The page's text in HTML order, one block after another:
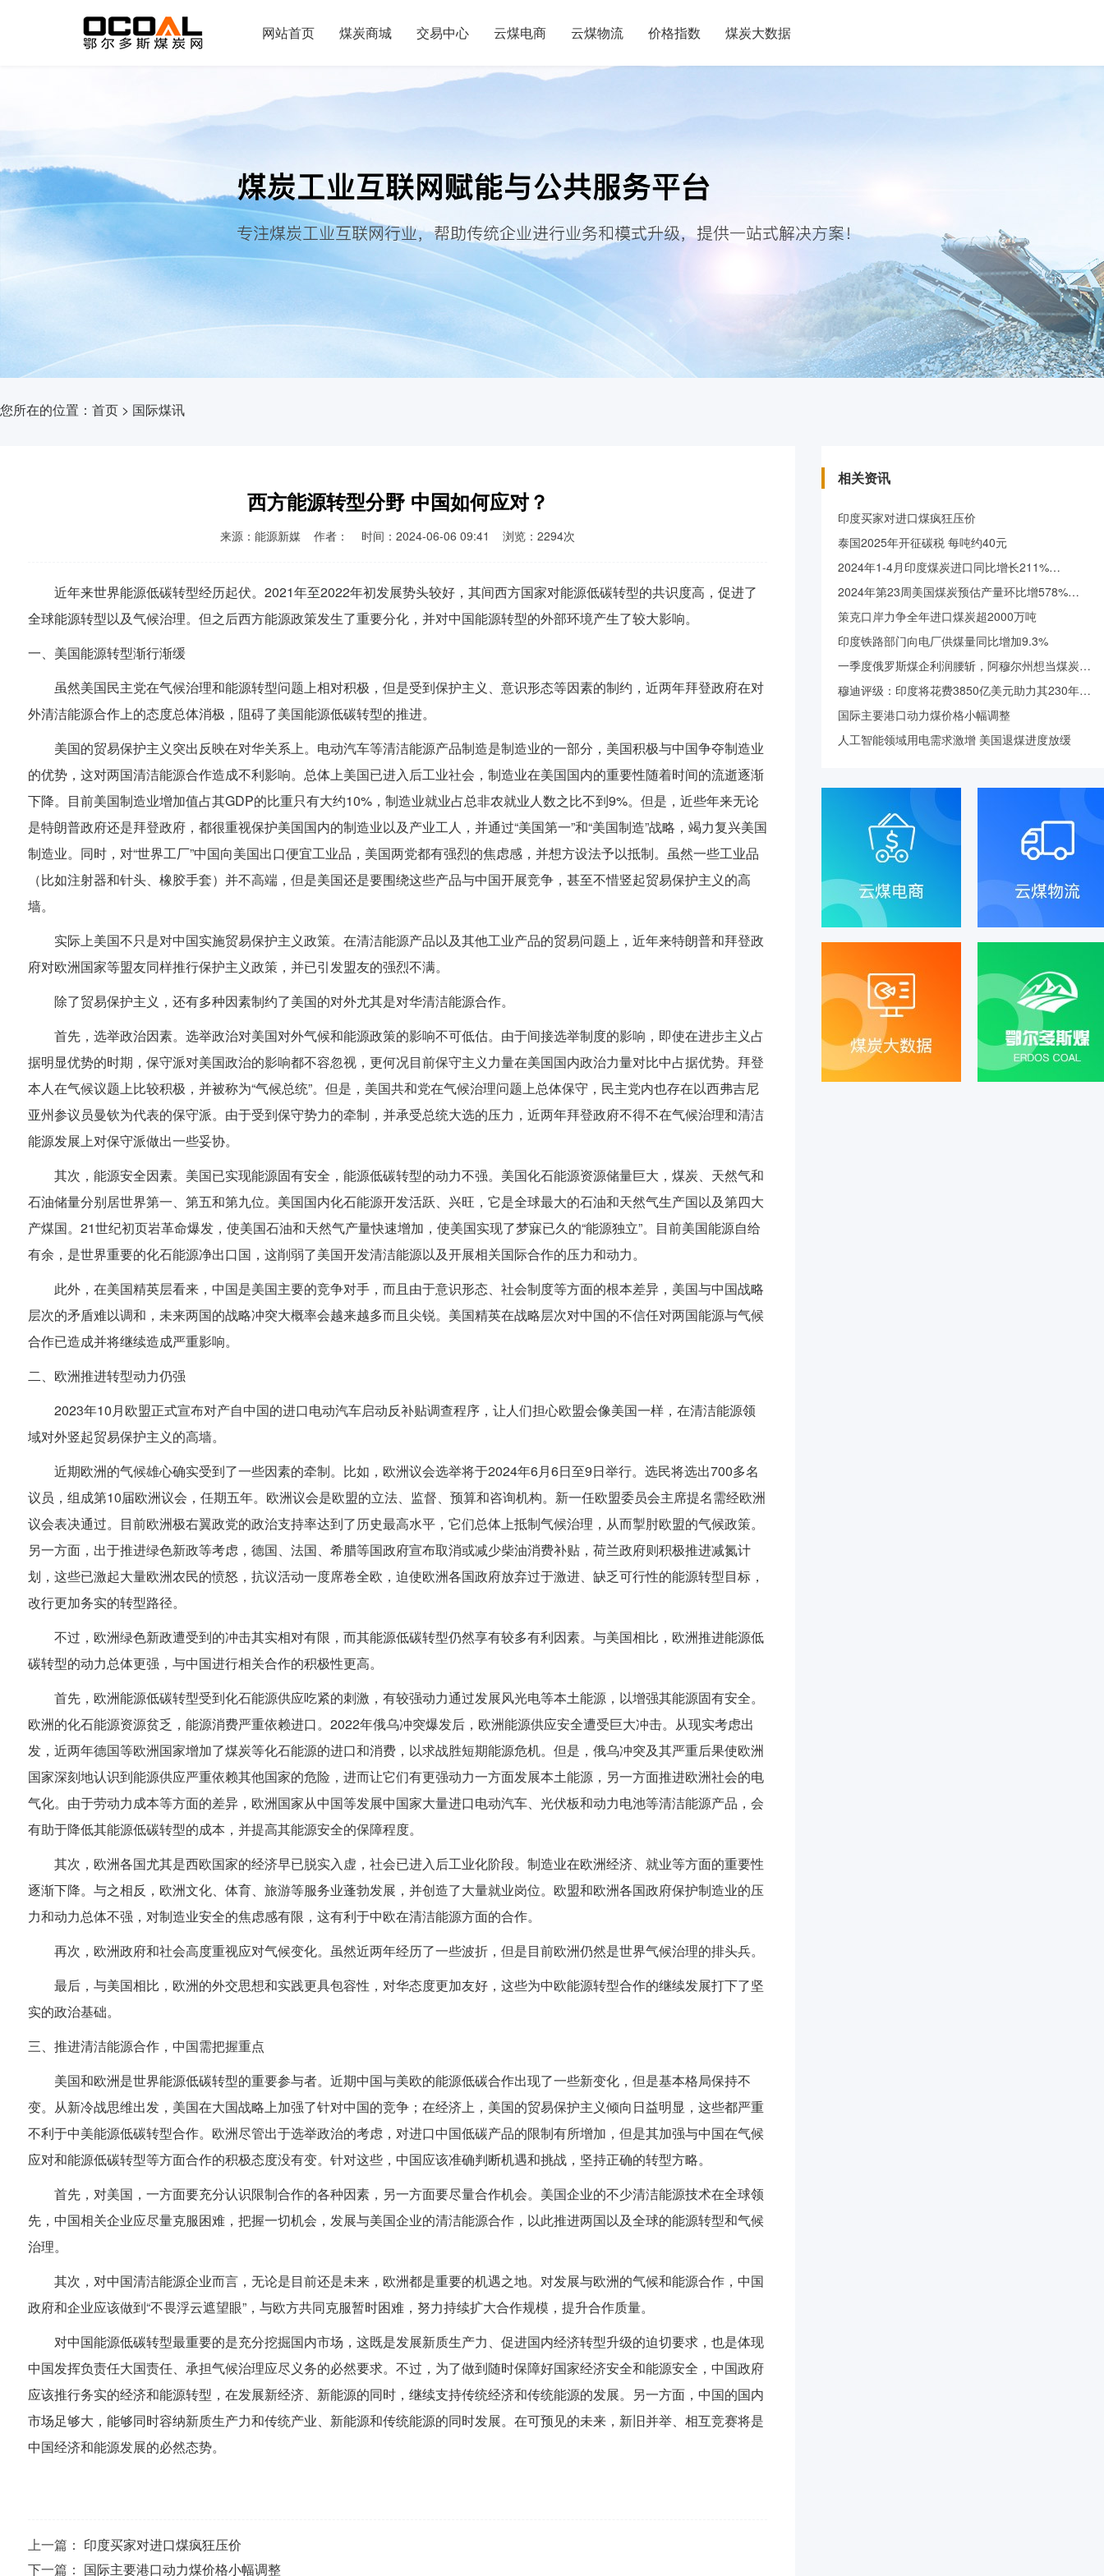
网站首页 煤炭商城 交易中心 云煤电商 云煤物流 价格指数 煤炭大数据
您所在的位置： 首页 > 国际煤讯
西方能源转型分野 中国如何应对？
来源：能源新媒 作者： 时间：2024-06-06 09:41 浏览：2294次
近年来世界能源低碳转型经历起伏。2021年至2022年初发展势头较好，其间西方国家对能源低碳转型的共识度高，促进了
全球能源转型以及气候治理。但之后西方能源政策发生了重要分化，并对中国能源转型的外部环境产生了较大影响。
一、美国能源转型渐行渐缓
虽然美国民主党在气候治理和能源转型问题上相对积极，但是受到保护主义、意识形态等因素的制约，近两年拜登政府在对
外清洁能源合作上的态度总体消极，阻碍了美国能源低碳转型的推进。
美国的贸易保护主义突出反映在对华关系上。电动汽车等清洁能源产品制造是制造业的一部分，美国积极与中国争夺制造业
的优势，这对两国清洁能源合作造成不利影响。总体上美国已进入后工业社会，制造业在美国国内的重要性随着时间的流逝逐渐
下降。目前美国制造业增加值占其GDP的比重只有大约10%，制造业就业占总非农就业人数之比不到9%。但是，近些年来无论
是特朗普政府还是拜登政府，都很重视保护美国国内的制造业以及产业工人，并通过“美国第一”和“美国制造”战略，竭力复兴美国
制造业。同时，对“世界工厂”中国向美国出口便宜工业品，美国两党都有强烈的焦虑感，并想方设法予以抵制。虽然一些工业品
（比如注射器和针头、橡胶手套）并不高端，但是美国还是要围绕这些产品与中国开展竞争，甚至不惜竖起贸易保护主义的高
墙。
实际上美国不只是对中国实施贸易保护主义政策。在清洁能源产品以及其他工业产品的贸易问题上，近年来特朗普和拜登政
府对欧洲国家等盟友同样推行保护主义政策，并已引发盟友的强烈不满。
除了贸易保护主义，还有多种因素制约了美国的对外尤其是对华清洁能源合作。
首先，选举政治因素。选举政治对美国对外气候和能源政策的影响不可低估。由于间接选举制度的影响，即使在进步主义占
据明显优势的时期，保守派对美国政治的影响都不容忽视，更何况目前保守主义力量在美国国内政治力量对比中占据优势。拜登
本人在气候议题上比较积极，并被称为“气候总统”。但是，美国共和党在气候治理问题上总体保守，民主党内也存在以西弗吉尼
亚州参议员曼钦为代表的保守派。由于受到保守势力的牵制，并承受总统大选的压力，近两年拜登政府不得不在气候治理和清洁
能源发展上对保守派做出一些妥协。
其次，能源安全因素。美国已实现能源固有安全，能源低碳转型的动力不强。美国化石能源资源储量巨大，煤炭、天然气和
石油储量分别居世界第一、第五和第九位。美国国内化石能源开发活跃、兴旺，它是全球最大的石油和天然气生产国以及第四大
产煤国。21世纪初页岩革命爆发，使美国石油和天然气产量快速增加，使美国实现了梦寐已久的“能源独立”。目前美国能源自给
有余，是世界重要的化石能源净出口国，这削弱了美国开发清洁能源以及开展相关国际合作的压力和动力。
此外，在美国精英层看来，中国是美国主要的竞争对手，而且由于意识形态、社会制度等方面的根本差异，美国与中国战略
层次的矛盾难以调和，未来两国的战略冲突大概率会越来越多而且尖锐。美国精英在战略层次对中国的不信任对两国能源与气候
合作已造成并将继续造成严重影响。
二、欧洲推进转型动力仍强
2023年10月欧盟正式宣布对产自中国的进口电动汽车启动反补贴调查程序，让人们担心欧盟会像美国一样，在清洁能源领
域对外竖起贸易保护主义的高墙。
近期欧洲的气候雄心确实受到了一些因素的牵制。比如，欧洲议会选举将于2024年6月6日至9日举行。选民将选出700多名
议员，组成第10届欧洲议会，任期五年。欧洲议会是欧盟的立法、监督、预算和咨询机构。新一任欧盟委员会主席提名需经欧洲
议会表决通过。目前欧洲极右翼政党的政治支持率达到了历史最高水平，它们总体上抵制气候治理，从而掣肘欧盟的气候政策。
另一方面，出于推进绿色新政等考虑，德国、法国、希腊等国政府宣布取消或减少柴油消费补贴，荷兰政府则积极推进减氮计
划，这些已激起大量欧洲农民的愤怒，抗议活动一度席卷全欧，迫使欧洲各国政府放弃过于激进、缺乏可行性的能源转型目标，
改行更加务实的转型路径。
不过，欧洲绿色新政遭受到的冲击其实相对有限，而其能源低碳转型仍然享有较多有利因素。与美国相比，欧洲推进能源低
碳转型的动力总体更强，与中国进行相关合作的积极性更高。
首先，欧洲能源低碳转型受到化石能源供应吃紧的刺激，有较强动力通过发展风光电等本土能源，以增强其能源固有安全。
欧洲的化石能源资源贫乏，能源消费严重依赖进口。2022年俄乌冲突爆发后，欧洲能源供应安全遭受巨大冲击。从现实考虑出
发，近两年德国等欧洲国家增加了煤炭等化石能源的进口和消费，以求战胜短期能源危机。但是，俄乌冲突及其严重后果使欧洲
国家深刻地认识到能源供应严重依赖其他国家的危险，进而让它们有更强动力一方面发展本土能源，另一方面推进欧洲社会的电
气化。由于劳动力成本等方面的差异，欧洲国家从中国等发展中国家大量进口电动汽车、光伏板和动力电池等清洁能源产品，会
有助于降低其能源低碳转型的成本，并提高其能源安全的保障程度。
其次，欧洲各国尤其是西欧国家的经济早已脱实入虚，社会已进入后工业化阶段。制造业在欧洲经济、就业等方面的重要性
逐渐下降。与之相反，欧洲文化、体育、旅游等服务业蓬勃发展，并创造了大量就业岗位。欧盟和欧洲各国政府保护制造业的压
力和动力总体不强，对制造业安全的焦虑感有限，这有利于中欧在清洁能源方面的合作。
再次，欧洲政府和社会高度重视应对气候变化。虽然近两年经历了一些波折，但是目前欧洲仍然是世界气候治理的排头兵。
最后，与美国相比，欧洲的外交思想和实践更具包容性，对华态度更加友好，这些为中欧能源转型合作的继续发展打下了坚
实的政治基础。
三、推进清洁能源合作，中国需把握重点
美国和欧洲是世界能源低碳转型的重要参与者。近期中国与美欧的能源低碳合作出现了一些新变化，但是基本格局保持不
变。从新冷战思维出发，美国在大国战略上加强了针对中国的竞争；在经济上，美国的贸易保护主义倾向日益明显，这些都严重
不利于中美能源低碳转型合作。欧洲尽管出于选举政治的考虑，对进口中国低碳产品的限制有所增加，但是其加强与中国在气候
应对和能源低碳转型等方面合作的积极态度没有变。针对这些，中国应该准确判断机遇和挑战，坚持正确的转型方略。
首先，对美国，一方面要充分认识限制合作的各种因素，另一方面要尽量合作机会。美国企业的不少清洁能源技术在全球领
先，中国相关企业应尽量克服困难，把握一切机会，发展与美国企业的清洁能源合作，以此推进两国以及全球的能源转型和气候
治理。
其次，对中国清洁能源企业而言，无论是目前还是未来，欧洲都是重要的机遇之地。对发展与欧洲的气候和能源合作，中国
政府和企业应该做到“不畏浮云遮望眼”，与欧方共同克服暂时困难，努力持续扩大合作规模，提升合作质量。
对中国能源低碳转型最重要的是充分挖掘国内市场，这既是发展新质生产力、促进国内经济转型升级的迫切要求，也是体现
中国发挥负责任大国责任、承担气候治理应尽义务的必然要求。不过，为了做到随时保障好国家经济安全和能源安全，中国政府
应该推行务实的经济和能源转型，在发展新经济、新能源的同时，继续支持传统经济和传统能源的发展。另一方面，中国的国内
市场足够大，能够同时容纳新质生产力和传统产业、新能源和传统能源的同时发展。在可预见的未来，新旧并举、相互竞赛将是
中国经济和能源发展的必然态势。
上一篇： 印度买家对进口煤疯狂压价
下一篇： 国际主要港口动力煤价格小幅调整
相关资讯
印度买家对进口煤疯狂压价
泰国2025年开征碳税 每吨约40元
2024年1-4月印度煤炭进口同比增长211%…
2024年第23周美国煤炭预估产量环比增578%…
策克口岸力争全年进口煤炭超2000万吨
印度铁路部门向电厂供煤量同比增加9.3%
一季度俄罗斯煤企利润腰斩，阿穆尔州想当煤炭…
穆迪评级：印度将花费3850亿美元助力其230年…
国际主要港口动力煤价格小幅调整
人工智能领域用电需求激增 美国退煤进度放缓